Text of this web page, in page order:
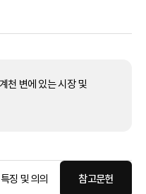
천 변에 있는 시장 및
특징 및 의의 참고문헌